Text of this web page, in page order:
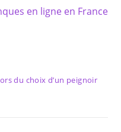
en ligne en France
du choix d’un peignoir